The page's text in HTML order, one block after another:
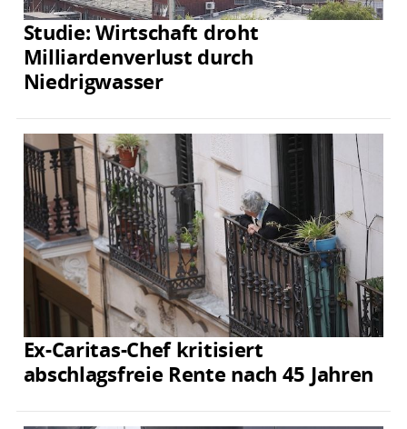
Studie: Wirtschaft droht
Milliardenverlust durch
Niedrigwasser
Ex-Caritas-Chef kritisiert
abschlagsfreie Rente nach 45 Jahren